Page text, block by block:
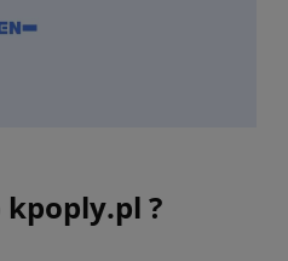
kpoply.pl ?